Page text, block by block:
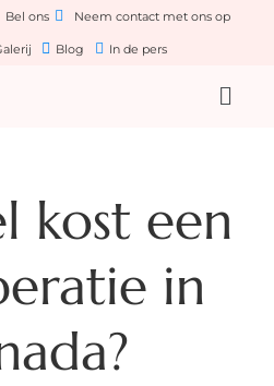
Bel ons Neem contact met ons op
Blog In de pers
kost een
in